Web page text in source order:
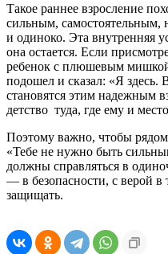
Такое раннее взросление
сильным, самостоятельным,
и одиноко. Эта внутренняя
она остается. Если
ребенок с плюшевым
подошел и сказал: «Я здесь.
становятся этим надежным
детство туда, где ему и
Поэтому важно, чтобы
«Тебе не нужно быть
должны справляться в
— в безопасности, с верой в
защищать.